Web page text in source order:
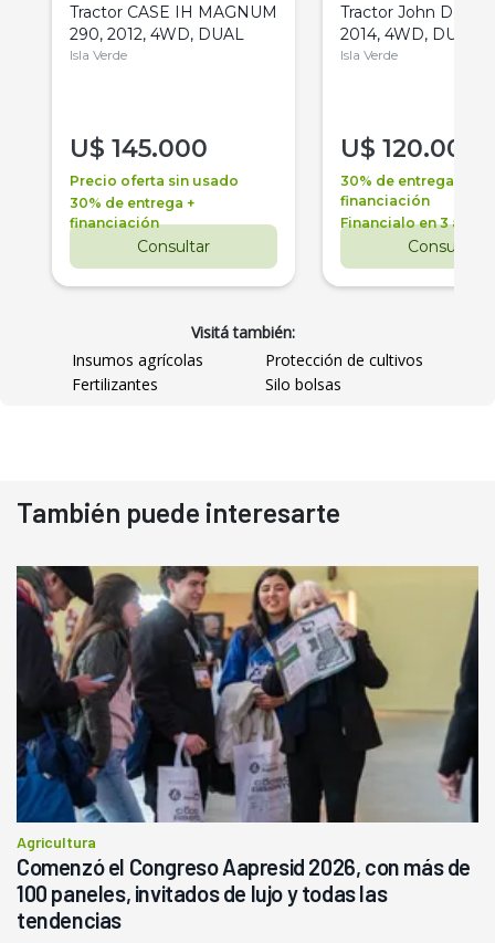
Tractor CASE IH MAGNUM
290, 2012, 4WD, DUAL
Isla Verde
U$ 145.000
Precio oferta sin usado
30% de entrega +
financiación
Consultar
Tractor John Deere
2014, 4WD, DUAL
Isla Verde
U$ 120.000
30% de entrega +
financiación
Financialo en 3 años
Consultar
Visitá también:
Insumos agrícolas
Protección de cultivos
Fertilizantes
Silo bolsas
También puede interesarte
Agricultura
Comenzó el Congreso Aapresid 2026, con más de
100 paneles, invitados de lujo y todas las
tendencias